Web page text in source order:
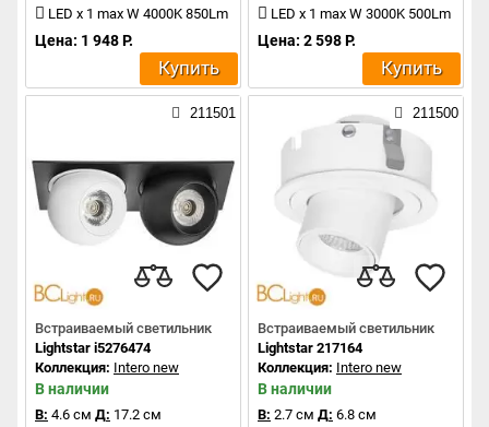
LED x 1 max W 4000K 850Lm
Цена: 1 948 Р.
Купить
LED x 1 max W 3000K 500Lm
Цена: 2 598 Р.
Купить
211501
Встраиваемый светильник
Lightstar i5276474
Коллекция: Intero new
В наличии
В: 4.6 см Д: 17.2 см
211500
Встраиваемый светильник
Lightstar 217164
Коллекция: Intero new
В наличии
В: 2.7 см Д: 6.8 см